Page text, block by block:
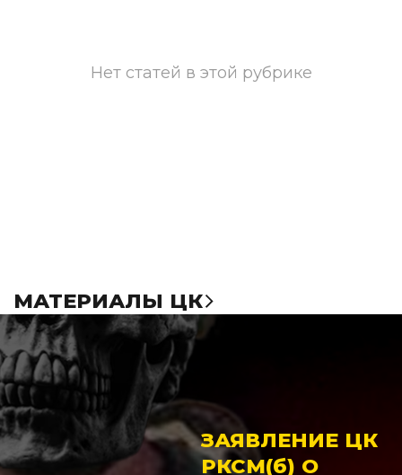
Нет статей в этой рубрике
МАТЕРИАЛЫ ЦК
ЗАЯВЛЕНИЕ ЦК
РКСМ(б) О
b